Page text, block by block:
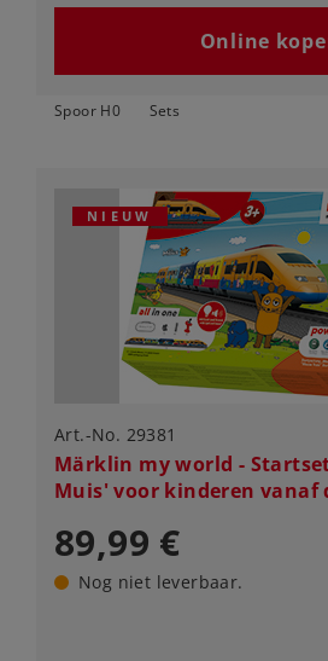
Online
Spoor H0 Sets
NIEUW
Art.-No. 29381
Märklin my world -
Muis' voor kinderen vanaf
89,99 €
Nog niet leverbaar.